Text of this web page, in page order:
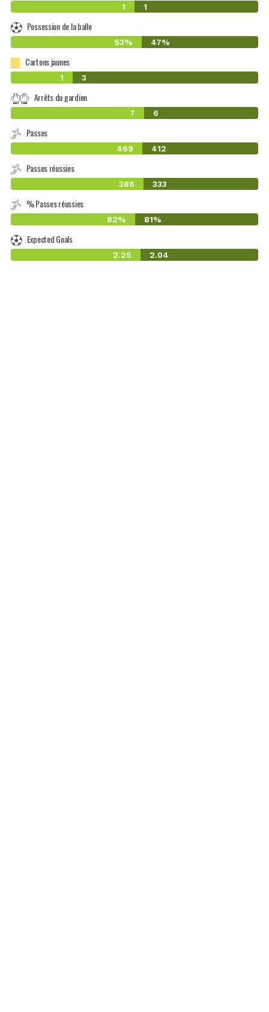
1 1
Possession de la balle
53% 47%
Cartons jaunes
1 3
Arrêts du gardien
7 6
Passes
469 412
Passes réussies
386 333
% Passes réussies
82% 81%
Expected Goals
2.25 2.04